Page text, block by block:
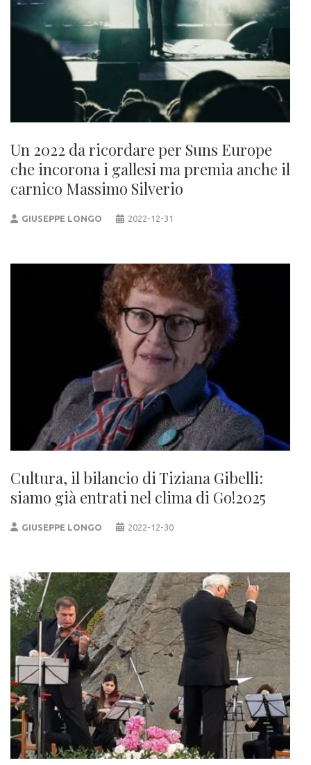
Un 2022 da ricordare per Suns Europe
che incorona i gallesi ma premia anche il
carnico Massimo Silverio
GIUSEPPE LONGO 2022-12-31
Cultura, il bilancio di Tiziana Gibelli:
siamo già entrati nel clima di Go!2025
GIUSEPPE LONGO 2022-12-30